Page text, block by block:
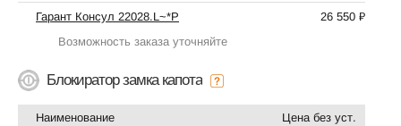
Гарант Консул 22028.L~*P
Возможность заказа уточняйте
26 550 ₽
Блокиратор замка капота
Наименование Цена без уст.